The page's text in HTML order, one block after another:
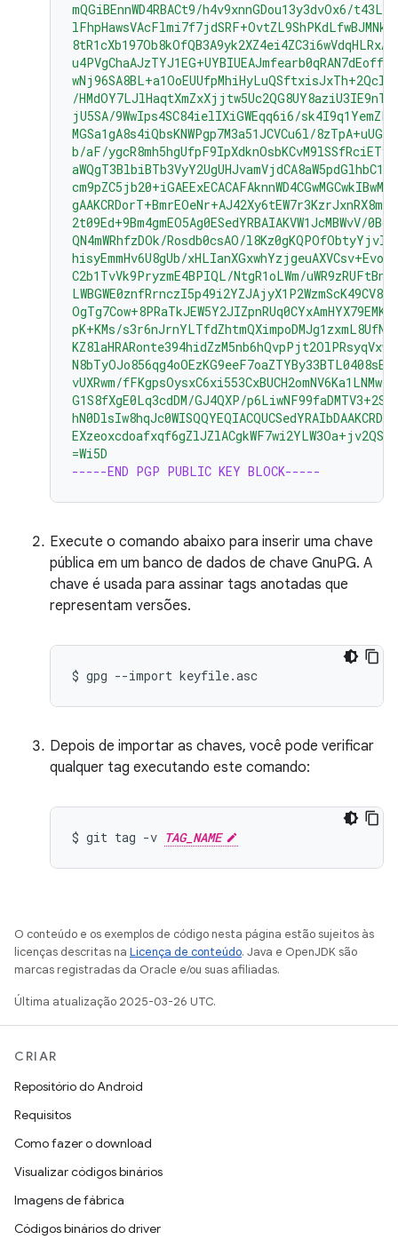
mQGiBEnnWD4RBACt9/h4v9xnnGDou13y3dvOx6/
/
jU5SA/9WwIps4SC84ielIXiGWEqq6i6/
MGSa1gA8s4iQbsKNWPgp7M3a51JCVCu6l/
b/aF/
2t09Ed+9Bm4gmEO5Ag0ESedYRBAIAKVW1JcMBWvV/
QN4mWRhfzDOk/Rosdb0csAO/
hisyEmmHv6U8gUb/
C2b1TvVk9PryzmE4BPIQL/NtgR1oLWm/
pK+KMs/
vUXRwm/
G1S8fXgE0Lq3cdDM/GJ4QXP/
=Wi5D
-----END PGP PUBLIC KEY BLOCK-----
Execute o comando abaixo para inserir uma chave
pública em um banco de dados de chave GnuPG. A
chave é usada para assinar tags anotadas que
representam versões.
$ gpg --import
Depois de importar as chaves, você pode verificar
qualquer tag executando este comando:
$ git tag -v TAG_NAME
O conteúdo e os exemplos de código nesta página estão sujeitos às
licenças descritas na Licença de conteúdo. Java e OpenJDK são
marcas registradas da Oracle e/ou suas afiliadas.
Última atualização 2025-03-26 UTC.
CRIAR
Repositório do Android
Requisitos
Como fazer o download
Visualizar códigos binários
Imagens de fábrica
Códigos binários do driver